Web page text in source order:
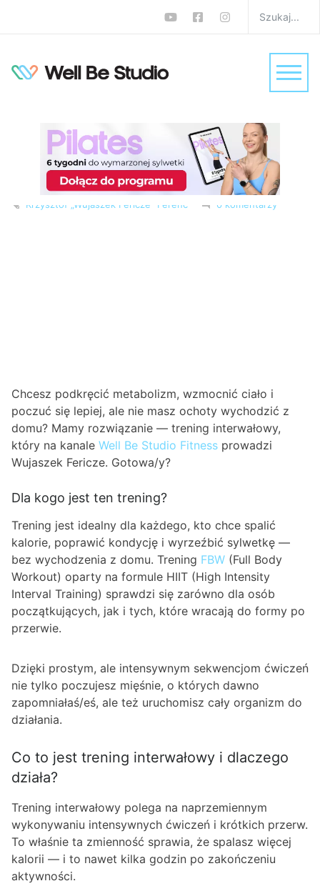
Trening interwałowy w
spalania i mocy. Trenuj
FBW bez sprzętu
FBW,Trening na całe ciało,Trening w domu,Treningi
Krzysztof „Wujaszek Fericze” Ferenc
0 komentarzy
Chcesz podkręcić metabolizm, wzmocnić ciało i
poczuć się lepiej, ale nie masz ochoty wychodzić z
domu? Mamy rozwiązanie — trening interwałowy,
który na kanale Well Be Studio Fitness prowadzi
Wujaszek Fericze. Gotowa/y?
Dla kogo jest ten trening?
Trening jest idealny dla każdego, kto chce spalić
kalorie, poprawić kondycję i wyrzeźbić sylwetkę —
bez wychodzenia z domu. Trening FBW (Full Body
Workout) oparty na formule HIIT (High Intensity
Interval Training) sprawdzi się zarówno dla osób
początkujących, jak i tych, które wracają do formy po
przerwie.
Dzięki prostym, ale intensywnym sekwencjom ćwiczeń
nie tylko poczujesz mięśnie, o których dawno
zapomniałaś/eś, ale też uruchomisz cały organizm do
działania.
Co to jest trening interwałowy i dlaczego
działa?
Trening interwałowy polega na naprzemiennym
wykonywaniu intensywnych ćwiczeń i krótkich przerw.
To właśnie ta zmienność sprawia, że spalasz więcej
kalorii — i to nawet kilka godzin po zakończeniu
aktywności.